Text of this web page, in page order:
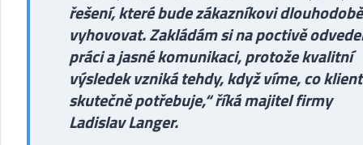
řešení, které bude zákazníkovi dlouhodobě
vyhovovat. Zakládám si na poctivě
práci a jasné komunikaci, protože kvalitní
výsledek vzniká tehdy, když víme, co klient
skutečně potřebuje,“ říká majitel firmy
Ladislav Langer.